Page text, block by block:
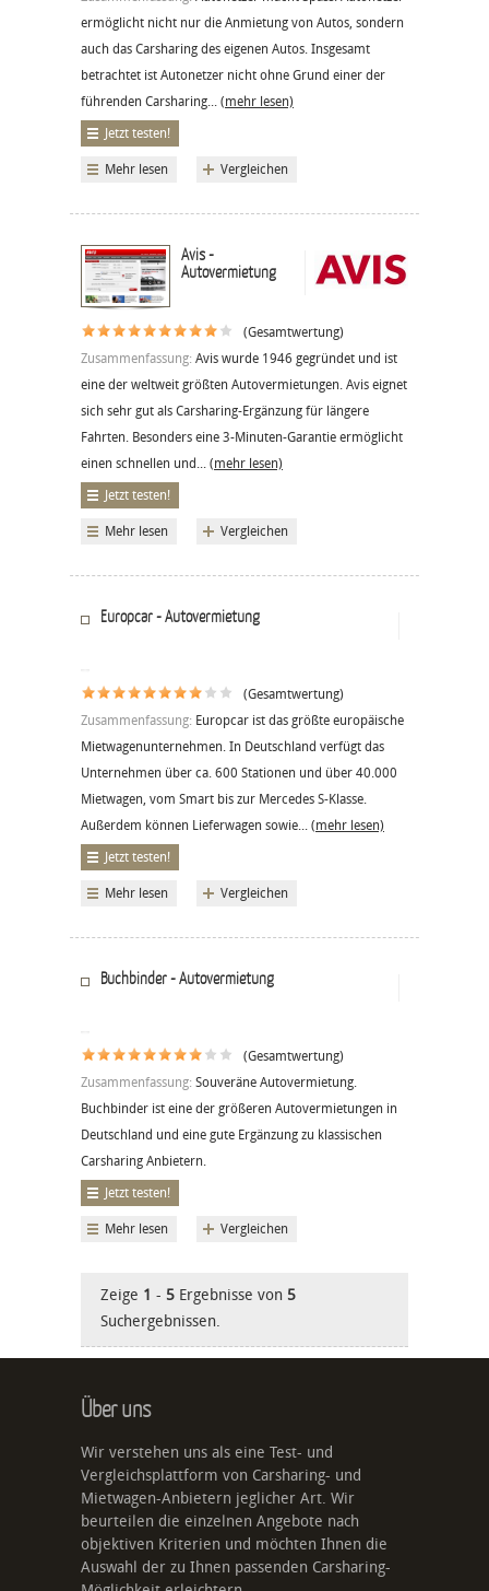
ermöglicht nicht nur die Anmietung von Autos, sondern
auch das Carsharing des eigenen Autos. Insgesamt
betrachtet ist Autonetzer nicht ohne Grund einer der
führenden Carsharing... (mehr lesen)
Jetzt testen!
Mehr lesen Vergleichen
Avis -
Autovermietung
(Gesamtwertung)
Zusammenfassung: Avis wurde 1946 gegründet und ist
eine der weltweit größten Autovermietungen. Avis eignet
sich sehr gut als Carsharing-Ergänzung für längere
Fahrten. Besonders eine 3-Minuten-Garantie ermöglicht
einen schnellen und... (mehr lesen)
Jetzt testen!
Mehr lesen Vergleichen
Europcar - Autovermietung
(Gesamtwertung)
Zusammenfassung: Europcar ist das größte europäische
Mietwagenunternehmen. In Deutschland verfügt das
Unternehmen über ca. 600 Stationen und über 40.000
Mietwagen, vom Smart bis zur Mercedes S-Klasse.
Außerdem können Lieferwagen sowie... (mehr lesen)
Jetzt testen!
Mehr lesen Vergleichen
Buchbinder - Autovermietung
(Gesamtwertung)
Zusammenfassung: Souveräne Autovermietung.
Buchbinder ist eine der größeren Autovermietungen in
Deutschland und eine gute Ergänzung zu klassischen
Carsharing Anbietern.
Jetzt testen!
Mehr lesen Vergleichen
Zeige 1 - 5 Ergebnisse von 5
Suchergebnissen.
Über uns
Wir verstehen uns als eine Test- und
Vergleichsplattform von Carsharing- und
Mietwagen-Anbietern jeglicher Art. Wir
beurteilen die einzelnen Angebote nach
objektiven Kriterien und möchten Ihnen die
Auswahl der zu Ihnen passenden Carsharing-